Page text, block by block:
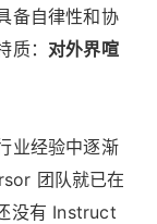
备自律性和协
： 对外界喧
业经验中逐渐
团队就已在
没有 Instruct